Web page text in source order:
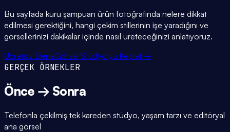
Bu sayfada kuru şampuan ürün fotoğrafında nelere dikkat
edilmesi gerektiğini, hangi çekim stillerinin işe yaradığını ve
görsellerinizi dakikalar içinde nasıl üreteceğinizi anlatıyoruz.
Ücretsiz DeneGörsel Stüdyo'yu Keşfet →
GERÇEK ÖRNEKLER
Önce → Sonra
Telefonla çekilmiş tek kareden stüdyo, yaşam tarzı ve editöryal
ana görsel